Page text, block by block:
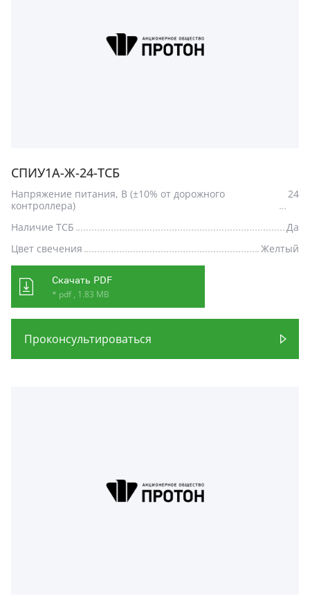
СПИУ1А-Ж-24-ТСБ
Напряжение питания, В (±10% от дорожного
контроллера)
24
Наличие ТСБ
Да
Цвет свечения
Желтый
Скачать PDF
* pdf , 1.83 MB
Проконсультироваться